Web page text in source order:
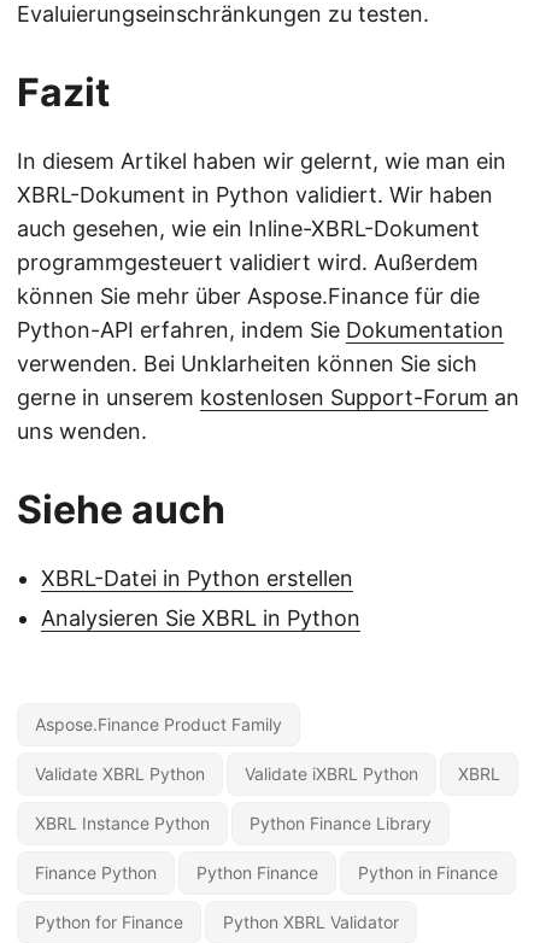
Evaluierungseinschränkungen zu testen.
Fazit
In diesem Artikel haben wir gelernt, wie man ein
XBRL-Dokument in Python validiert. Wir haben
auch gesehen, wie ein Inline-XBRL-Dokument
programmgesteuert validiert wird. Außerdem
können Sie mehr über Aspose.Finance für die
Python-API erfahren, indem Sie Dokumentation
verwenden. Bei Unklarheiten können Sie sich
gerne in unserem kostenlosen Support-Forum an
uns wenden.
Siehe auch
XBRL-Datei in Python erstellen
Analysieren Sie XBRL in Python
Aspose.Finance Product Family
Validate XBRL Python Validate iXBRL Python XBRL
XBRL Instance Python Python Finance Library
Finance Python Python Finance Python in Finance
Python for Finance Python XBRL Validator